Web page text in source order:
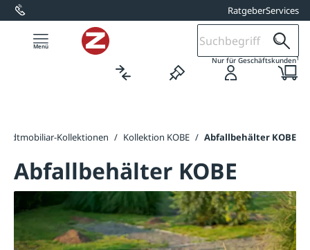
springen RatgeberServices
Nur für Geschäftskunden1
Kollektionen / Kollektion KOBE / Abfallbehälter KOBE
Abfallbehälter KOBE